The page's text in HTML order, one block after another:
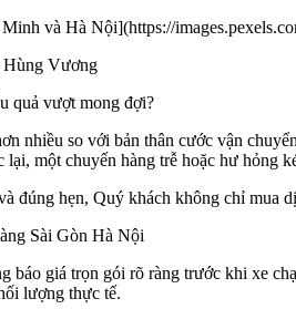
và Hà Nội](https://
Hùng Vương
quả vượt mong đợi?
nhiều so với bản thân cước vận
một chuyến hàng trễ hoặc hư hỏng
đúng hẹn, Quý khách không chỉ mua
Sài Gòn Hà Nội
giá trọn gói rõ ràng trước khi xe
lượng thực tế.